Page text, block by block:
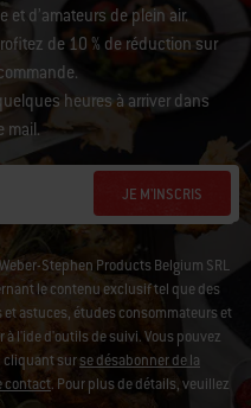
d’amateurs de plein air.
de 10 % de réduction sur
heures à arriver dans
mail.
JE M'INSCRIS
Stephen Products Belgium SRL
le contenu exclusif tel que des
astuces, études consommateurs et
à l'ide d'outils de suivi.Vous pouvez
cliquant surse désabonner de la
contact. Pour plus de détails, veuillez